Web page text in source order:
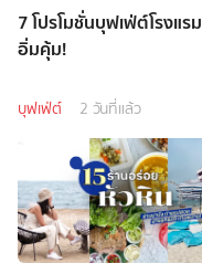
7 โปรโมชั่นบุฟเฟ่ต์โรงแ
อิ่มคุ้ม!
บุฟเฟ่ต์ 2 วันที่แล้ว